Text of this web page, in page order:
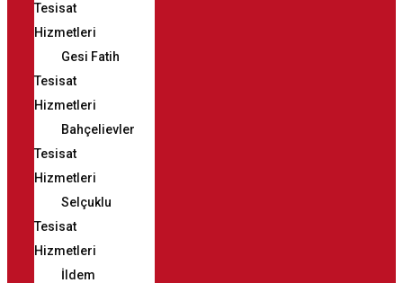
Tesisat
Hizmetleri
Gesi Fatih
Tesisat
Hizmetleri
Bahçelievler
Tesisat
Hizmetleri
Selçuklu
Tesisat
Hizmetleri
İldem